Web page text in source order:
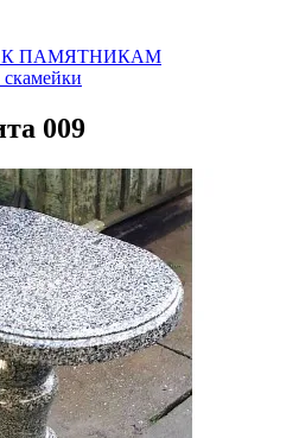
К ПАМЯТНИКАМ
009